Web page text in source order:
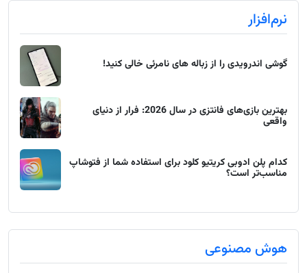
نرم‌افزار
گوشی اندرویدی را از زباله های نامرئی خالی کنید!
بهترین بازی‌های فانتزی در سال 2026: فرار از دنیای
واقعی
کدام پلن ادوبی کریتیو کلود برای استفاده شما از فتوشاپ
مناسب‌تر است؟
هوش مصنوعی